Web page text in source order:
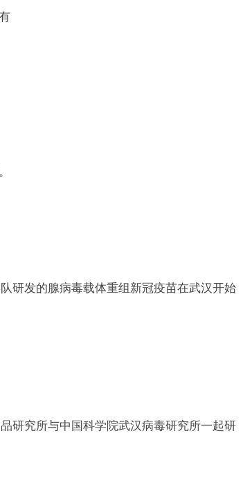
研发的腺病毒载体重组新冠疫苗在武汉开始
研究所与中国科学院武汉病毒研究所一起研